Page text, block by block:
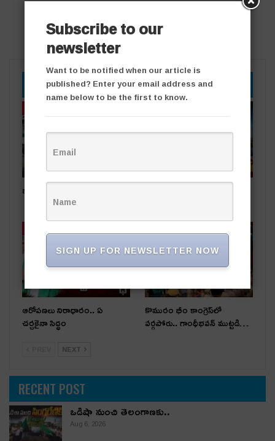
YOU MIGHT ALSO LIKE
ఒడిషా నుంచి తెలంగాణ‌కు..
ఆరోపణలు నిరాధారం.. ఏ
చర్చకైనా సిద్ధం
కొమురం భీం కాంగ్రెస్‌లో
వర్గపోరు.. గాంధీభవన్ ముట్టడి…
NEXT
RECENT POST
ఒడిషా నుంచి తెలంగాణ‌కు..
Aug 6, 2026
Subscribe to our
newsletter
Want to be notified when our article is
published? Enter your email address and
name below to be the first to know.
SIGN UP FOR NEWSLETTER NOW